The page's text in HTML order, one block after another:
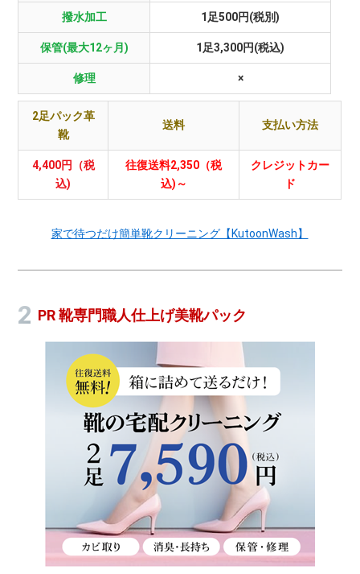
撥水加工 1足500円(税別)
保管(最大12ヶ月) 1足3,300円(税込)
修理 ×
2足パック革
靴
送料 支払い方法
4,400円（税
込)
往復送料2,350（税
込)～
クレジットカー
ド
家で待つだけ簡単靴クリーニング【KutoonWash】
PR 靴専門職人仕上げ美靴パック